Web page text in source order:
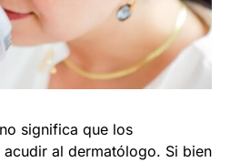
significa que los
al dermatólogo. Si bien